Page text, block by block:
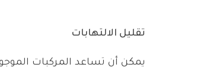
تقليل الالتهابات
يمكن أن تساعد المركبات